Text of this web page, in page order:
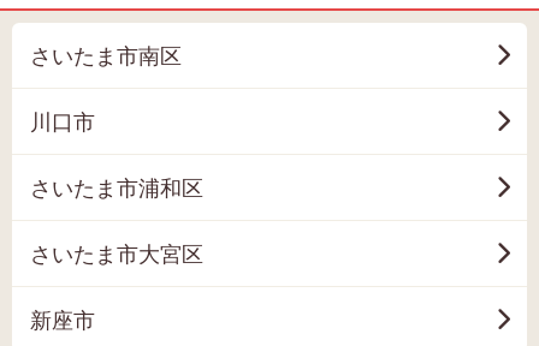
さいたま市南区
川口市
さいたま市浦和区
さいたま市大宮区
新座市